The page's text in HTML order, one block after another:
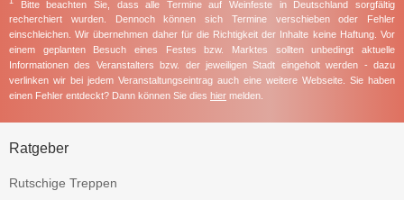
Bitte beachten Sie, dass alle Termine auf Weinfeste in Deutschland sorgfältig
recherchiert wurden. Dennoch können sich Termine verschieben oder Fehler
einschleichen. Wir übernehmen daher für die Richtigkeit der Inhalte keine Haftung. Vor
einem geplanten Besuch eines Festes bzw. Marktes sollten unbedingt aktuelle
Informationen des Veranstalters bzw. der jeweiligen Stadt eingeholt werden - dazu
verlinken wir bei jedem Veranstaltungseintrag auch eine weitere Webseite. Sie haben
einen Fehler entdeckt? Dann können Sie dies hier melden.
Ratgeber
Rutschige Treppen